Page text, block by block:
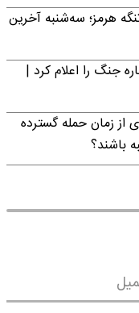
هرمز؛ سه‌شنبه آخرین
جنگ را اعلام کرد |
زمان حمله گسترده
باشند؟